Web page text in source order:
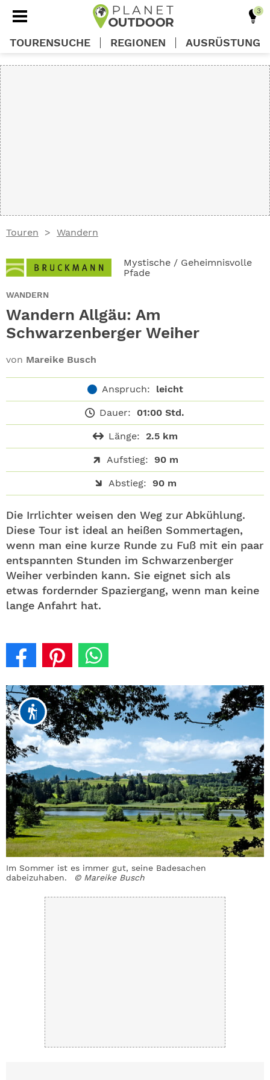
Touren Wandern
Mystische / Geheimnisvolle
Pfade
WANDERN
Wandern Allgäu: Am
Schwarzenberger Weiher
von Mareike Busch
Anspruch: leicht
Dauer: 01:00 Std.
Länge: 2.5 km
Aufstieg: 90 m
Abstieg: 90 m
Die Irrlichter weisen den Weg zur Abkühlung.
Diese Tour ist ideal an heißen Sommertagen,
wenn man eine kurze Runde zu Fuß mit ein paar
entspannten Stunden im Schwarzenberger
Weiher verbinden kann. Sie eignet sich als
etwas fordernder Spaziergang, wenn man keine
lange Anfahrt hat.
Im Sommer ist es immer gut, seine Badesachen
dabeizuhaben.
© Mareike Busch
TOURENSUCHE REGIONEN AUSRÜSTUNG
ABO
NEWSLETTER
SHOP